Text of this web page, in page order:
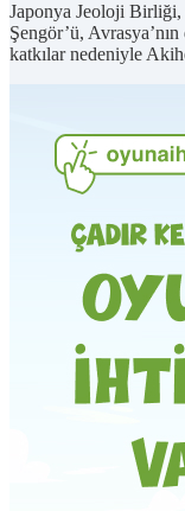
Japonya Jeoloji
Şengör’ü,
katkılar nedeniyle